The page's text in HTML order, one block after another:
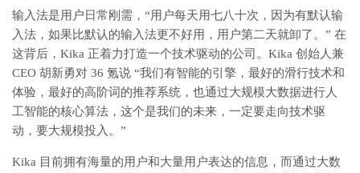
输入法是用户日常刚需，“用户每天用七八十次，因为有默认输
入法，如果比默认的输入法更不好用，用户第二天就卸了。” 在
这背后，Kika 正着力打造一个技术驱动的公司。Kika 创始人兼
CEO 胡新勇对 36 氪说 “我们有智能的引擎，最好的滑行技术和
体验，最好的高阶词的推荐系统，也通过大规模大数据进行人
工智能的核心算法，这个是我们的未来，一定要走向技术驱
动，要大规模投入。”
Kika 目前拥有海量的用户和大量用户表达的信息，而通过大数